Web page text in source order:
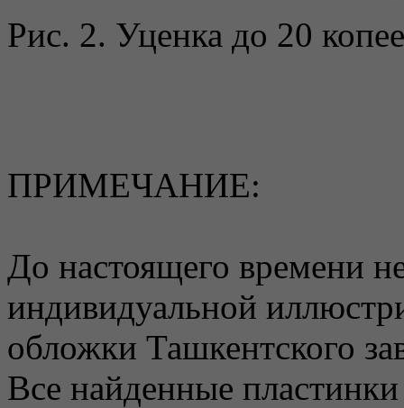
Рис. 2. Уценка до 20
ПРИМЕЧАНИЕ:
До настоящего времени
индивидуальной
обложки Ташкентского
Все найденные